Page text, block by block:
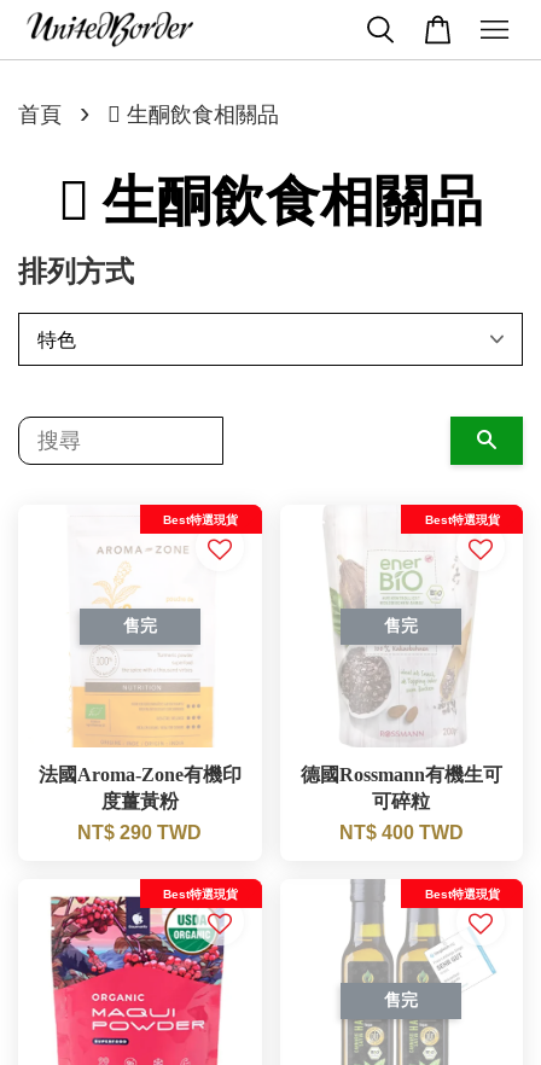
首頁 ›  生酮飲食相關品
 生酮飲食相關品
排列方式
售完
Best特選現貨
法國Aroma-Zone有機印
度薑黃粉
NT$ 290 TWD
售完
Best特選現貨
德國Rossmann有機生可
可碎粒
NT$ 400 TWD
Best特選現貨
售完
Best特選現貨